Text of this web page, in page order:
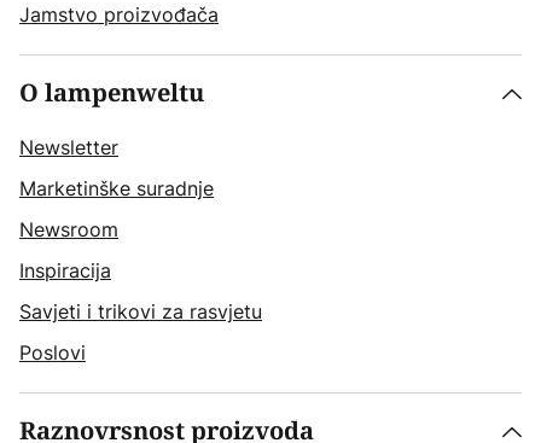
Jamstvo proizvođača
O lampenweltu
Newsletter
Marketinške suradnje
Newsroom
Inspiracija
Savjeti i trikovi za rasvjetu
Poslovi
Raznovrsnost proizvoda